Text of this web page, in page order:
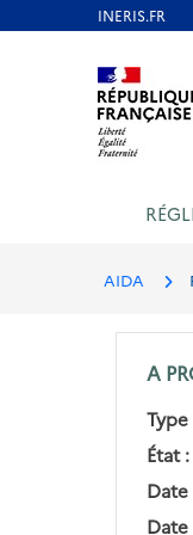
Aller au contenu
AIDA
A
Type
État :
Date